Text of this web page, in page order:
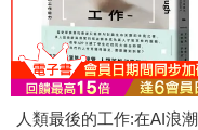
人類最後的工作:在AI浪潮